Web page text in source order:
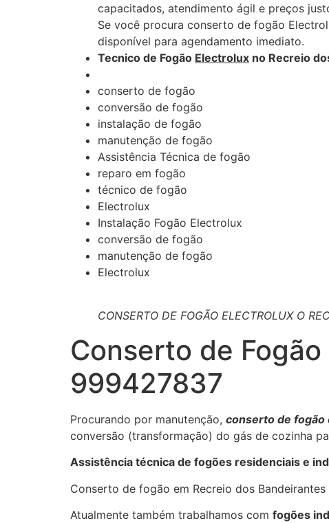
capacitados, atendimento ágil e preços
Se você procura conserto de fogão
disponível para agendamento imediato.
Tecnico de Fogão Electrolux no Recreio
conserto de fogão
conversão de fogão
instalação de fogão
manutenção de fogão
Assistência Técnica de fogão
reparo em fogão
técnico de fogão
Electrolux
Instalação Fogão Electrolux
conversão de fogão
manutenção de fogão
Electrolux
CONSERTO DE FOGÃO ELECTROLUX O
Conserto de
999427837
Procurando por manutenção, conserto de fogão
conversão (transformação) do gás de cozinha
Assistência técnica de fogões residenciais e
Conserto de fogão em Recreio dos Bandeirantes
Atualmente também trabalhamos com fogões